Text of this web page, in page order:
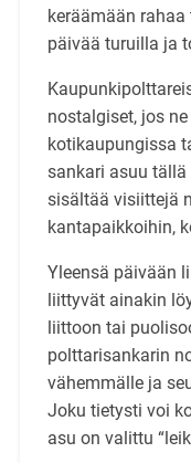
keräämään
päivää turuilla ja
nostalgiset, jos
kotikaupungissa
sankari asuu
sisältää visiittejä
kantapaikkoihin,
Yleensä päivään
liittyvät ainakin
liittoon tai
polttarisankarin
vähemmälle ja
Joku tietysti voi
asu on valittu